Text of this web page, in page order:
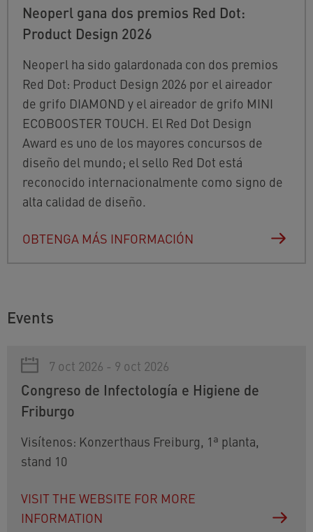
Neoperl gana dos premios Red Dot:
Product Design 2026
Neoperl ha sido galardonada con dos premios
Red Dot: Product Design 2026 por el aireador
de grifo DIAMOND y el aireador de grifo MINI
ECOBOOSTER TOUCH. El Red Dot Design
Award es uno de los mayores concursos de
diseño del mundo; el sello Red Dot está
reconocido internacionalmente como signo de
alta calidad de diseño.
OBTENGA MÁS INFORMACIÓN
Events
7 oct 2026 - 9 oct 2026
Congreso de Infectología e Higiene de
Friburgo
Visítenos: Konzerthaus Freiburg, 1ª planta,
stand 10
VISIT THE WEBSITE FOR MORE
INFORMATION